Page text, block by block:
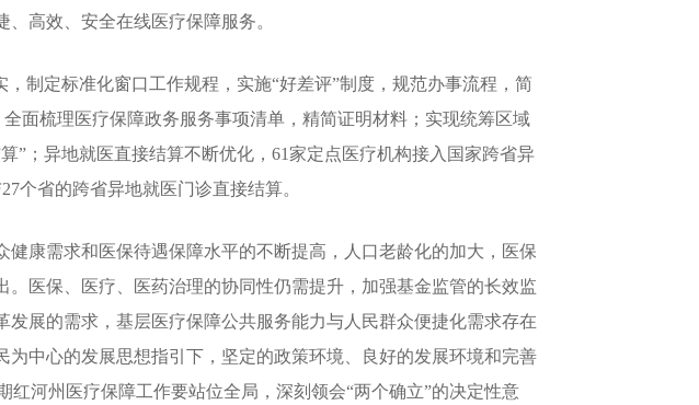
高效、安全在线医疗保障服务。
定标准化窗口工作规程，实施“好差评”制度，规范办事流程，简
面梳理医疗保障政务服务事项清单，精简证明材料；实现统筹区域
”；异地就医直接结算不断优化，61家定点医疗机构接入国家跨省异
个省的跨省异地就医门诊直接结算。
康需求和医保待遇保障水平的不断提高，人口老龄化的加大，医保
医保、医疗、医药治理的协同性仍需提升，加强基金监管的长效监
展的需求，基层医疗保障公共服务能力与人民群众便捷化需求存在
中心的发展思想指引下，坚定的政策环境、良好的发展环境和完善
河州医疗保障工作要站位全局，深刻领会“两个确立”的决定性意